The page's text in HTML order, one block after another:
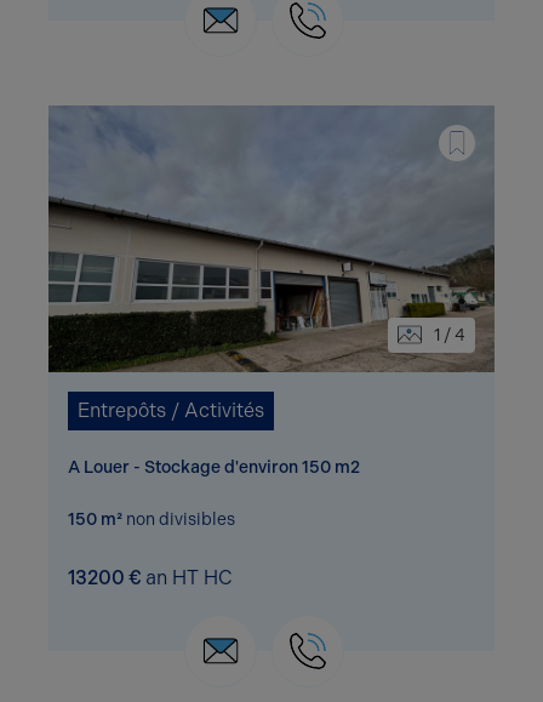
1 / 4
Entrepôts / Activités
A Louer - Stockage d'environ 150 m2
150 m² non divisibles
13200 € an HT HC